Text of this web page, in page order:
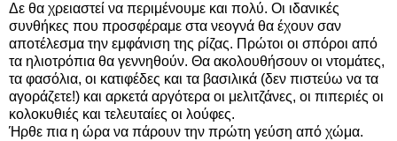
Δε θα χρειαστεί να περιμένουμε και πολύ. Οι ιδανικές
συνθήκες που προσφέραμε στα νεογνά θα έχουν σαν
αποτέλεσμα την εμφάνιση της ρίζας. Πρώτοι οι σπόροι από
τα ηλιοτρόπια θα γεννηθούν. Θα ακολουθήσουν οι ντομάτες,
τα φασόλια, οι κατιφέδες και τα βασιλικά (δεν πιστεύω να τα
αγοράζετε!) και αρκετά αργότερα οι μελιτζάνες, οι πιπεριές οι
κολοκυθιές και τελευταίες οι λούφες.
Ήρθε πια η ώρα να πάρουν την πρώτη γεύση από χώμα.